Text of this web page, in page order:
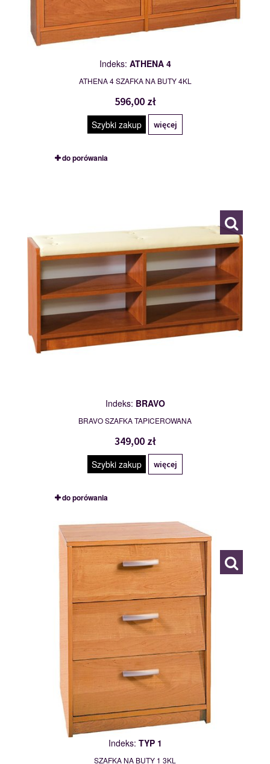
Indeks: ATHENA 4
ATHENA 4 SZAFKA NA BUTY 4KL
596,00 zł
Szybki zakup więcej
do porówania
Indeks: BRAVO
BRAVO SZAFKA TAPICEROWANA
349,00 zł
Szybki zakup więcej
do porówania
Indeks: TYP 1
SZAFKA NA BUTY 1 3KL